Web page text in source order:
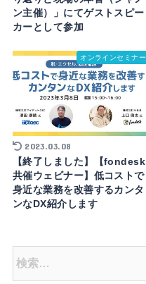
ン主催）」にてゲストスピー
カーとして参加
オンラインセミナー
2023.03.08
【終了しました】【fondesk
共催ウェビナー】低コストで
身近な業務を改善するカンタ
ンなDX紹介します